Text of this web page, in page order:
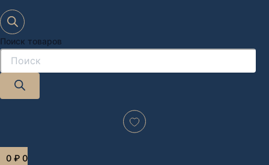
Поиск товаров
0 ₽ 0
Дизайн-проект "под ключ" в Москве